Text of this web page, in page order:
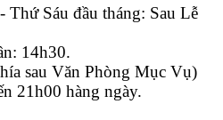
Sáu đầu tháng: Sau Lễ
14h30.
sau Văn Phòng Mục Vụ)
21h00 hàng ngày.